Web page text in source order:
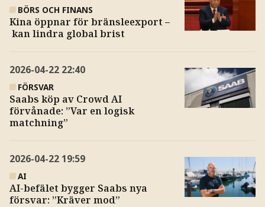
BÖRS OCH FINANS
Kina öppnar för bränsleexport –
kan lindra global brist
2026-04-22 22:40
FÖRSVAR
Saabs köp av Crowd AI
förvånade: ”Var en logisk
matchning”
2026-04-22 19:59
AI
AI-befälet bygger Saabs nya
försvar: ”Kräver mod”